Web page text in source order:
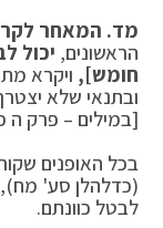
מד. המאחר
הראשונים, יכול
חומש], ויקרא
ובתנאי שלא
[במילים – פרק
בכל האופנים
(כדלהלן סע' מח),
לבטל כוונתם.